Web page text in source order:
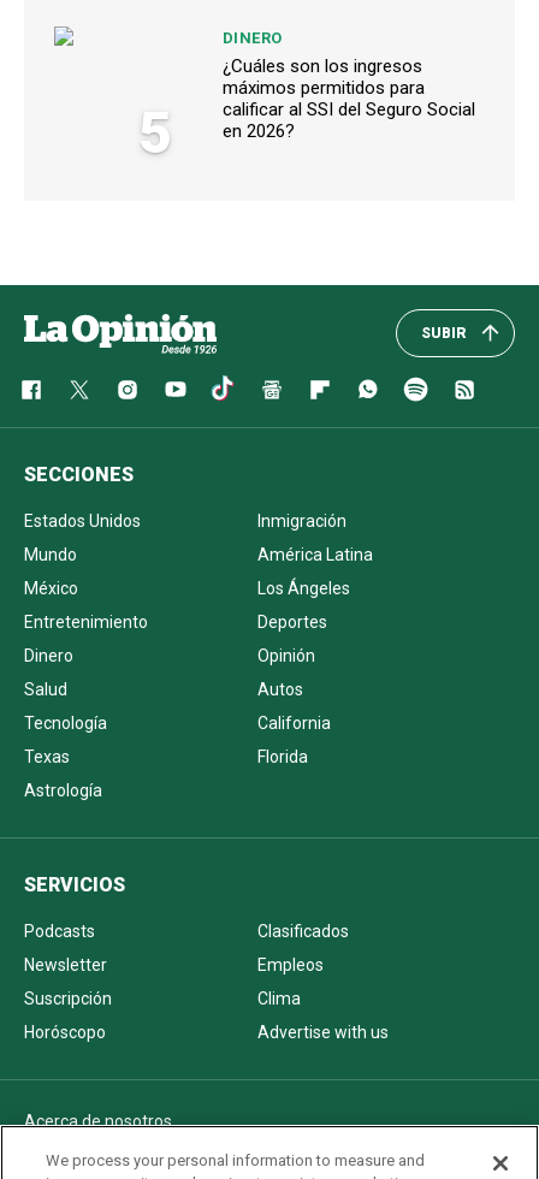
5
DINERO
¿Cuáles son los ingresos
máximos permitidos para
calificar al SSI del Seguro Social
en 2026?
SUBIR
SECCIONES
Estados Unidos
Inmigración
Mundo
América Latina
México
Los Ángeles
Entretenimiento
Deportes
Dinero
Opinión
Salud
Autos
Tecnología
California
Texas
Florida
Astrología
SERVICIOS
Podcasts
Clasificados
Newsletter
Empleos
Suscripción
Clima
Horóscopo
Advertise with us
Acerca de nosotros
Politica de privacidad
We process your personal information to measure and